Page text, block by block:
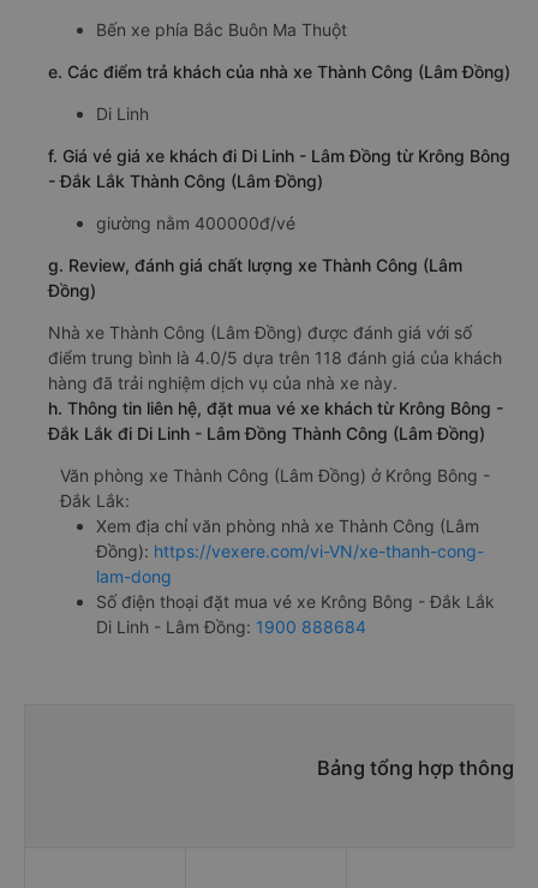
Bến xe phía Bắc Buôn Ma Thuột
e. Các điểm trả khách của nhà xe Thành Công (Lâm Đồng)
Di Linh
f. Giá vé giá xe khách đi Di Linh - Lâm Đồng từ Krông Bông
- Đắk Lắk Thành Công (Lâm Đồng)
giường nằm 400000đ/vé
g. Review, đánh giá chất lượng xe Thành Công (Lâm
Đồng)
Nhà xe Thành Công (Lâm Đồng) được đánh giá với số
điểm trung bình là 4.0/5 dựa trên 118 đánh giá của khách
hàng đã trải nghiệm dịch vụ của nhà xe này.
h. Thông tin liên hệ, đặt mua vé xe khách từ Krông Bông -
Đắk Lắk đi Di Linh - Lâm Đồng Thành Công (Lâm Đồng)
Văn phòng xe Thành Công (Lâm Đồng) ở Krông Bông -
Đắk Lắk:
Xem địa chỉ văn phòng nhà xe Thành Công (Lâm
Đồng): https://vexere.com/vi-VN/xe-thanh-cong-
lam-dong
Số điện thoại đặt mua vé xe Krông Bông - Đắk Lắk
Di Linh - Lâm Đồng: 1900 888684
Bảng tổng hợp thông